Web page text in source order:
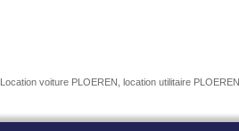
Location voiture PLOEREN, location utilitaire PLOEREN